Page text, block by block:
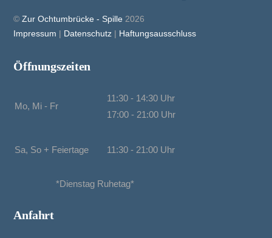
Top
©Zur Ochtumbrücke - Spille 2026
Impressum | Datenschutz | Haftungsausschluss
Öffnungszeiten
Mo, Mi - Fr
11:30 - 14:30 Uhr
17:00 - 21:00 Uhr
Sa, So + Feiertage 11:30 - 21:00 Uhr
*Dienstag Ruhetag*
Anfahrt